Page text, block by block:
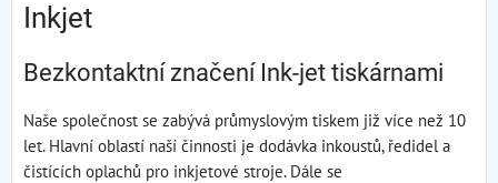
Inkjet
Bezkontaktní značení Ink-jet tiskárnami
Naše společnost se zabývá průmyslovým tiskem již více než 10
let. Hlavní oblastí naší činnosti je dodávka inkoustů, ředidel a
čistících oplachů pro inkjetové stroje. Dále se